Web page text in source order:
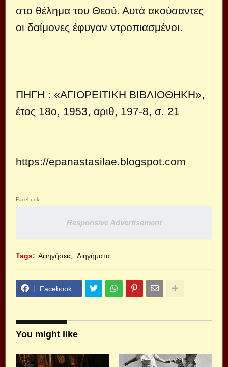
στο θέλημα του Θεού. Αυτά ακούσαντες
οι δαίμονες έφυγαν ντροπιασμένοι.
ΠΗΓΗ : «ΑΓΙΟΡΕΙΤΙΚΗ ΒΙΒΛΙΟΘΗΚΗ»,
έτος 18ο, 1953, αριθ, 197-8, σ. 21
https://epanastasilae.blogspot.com
Facebook
Responsive Advertisement
Tags: Αφηγήσεις Διηγήματα
Facebook
You might like